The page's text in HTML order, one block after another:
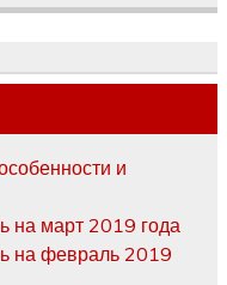
и
на март 2019 года
на февраль 2019